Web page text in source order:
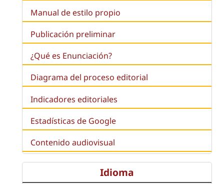
Manual de estilo propio
Publicación preliminar
¿Qué es Enunciación?
Diagrama del proceso editorial
Indicadores editoriales
Estadísticas de Google
Contenido audiovisual
Idioma